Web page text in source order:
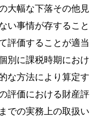
大幅な下落その他見
い事情が存すること
評価することが適当
別に課税時期におけ
な方法により算定す
評価における財産評
での実務上の取扱い